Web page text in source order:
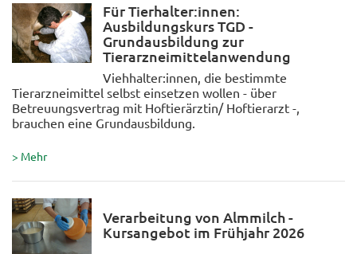
Für Tierhalter:innen:
Ausbildungskurs TGD -
Grundausbildung zur
Tierarzneimittelanwendung
Viehhalter:innen, die bestimmte
Tierarzneimittel selbst einsetzen wollen - über
Betreuungsvertrag mit Hoftierärztin/ Hoftierarzt -,
brauchen eine Grundausbildung.
> Mehr
Verarbeitung von Almmilch -
Kursangebot im Frühjahr 2026